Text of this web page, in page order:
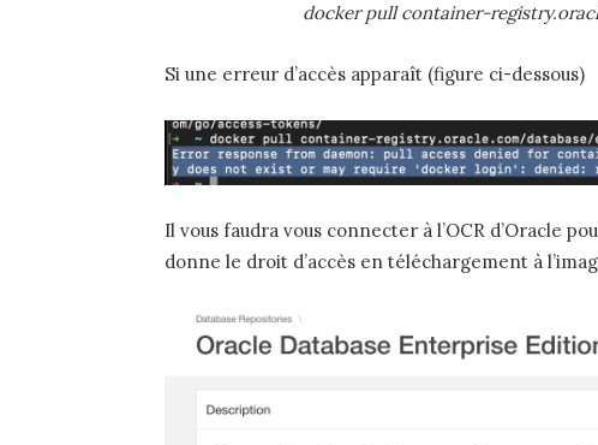
docker pull container-
Si une erreur d’accès apparaît (figure ci-dessous)
Il vous faudra vous connecter à l’OCR d’Oracle
donne le droit d’accès en téléchargement à